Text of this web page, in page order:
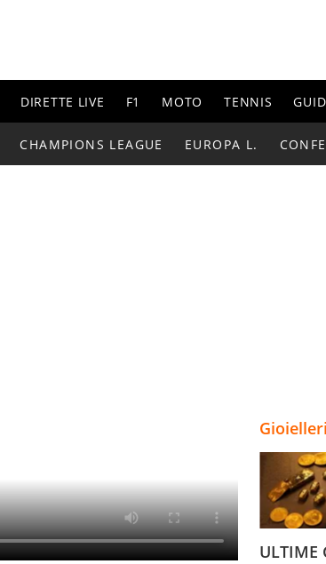
DIRETTE LIVE F1 MOTO TENNIS
CHAMPIONS LEAGUE EUROPA L.
ULTIME